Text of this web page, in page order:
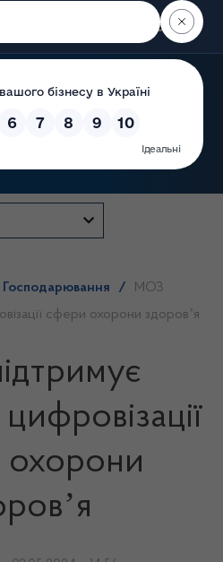
Пошук
Господарювання /
МОЗ
сфери охорони здоровʼя